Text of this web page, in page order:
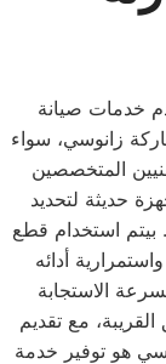
خدمات صيانة
زانوسي، سواء
المتخصصين
حديثة لتحديد
بيتم استخدام قطع
أدائه
الاستجابة
مع تقديم
هو توفير خدمة